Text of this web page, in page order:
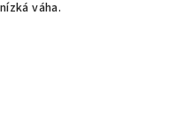
váha.